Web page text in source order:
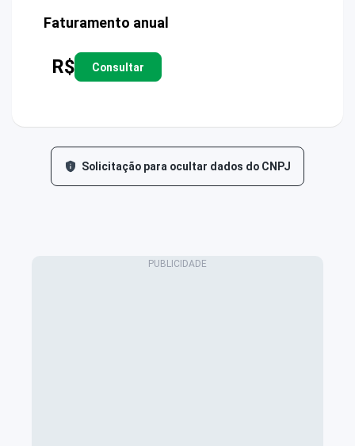
Faturamento anual
R$ Consultar
Solicitação para ocultar dados do CNPJ